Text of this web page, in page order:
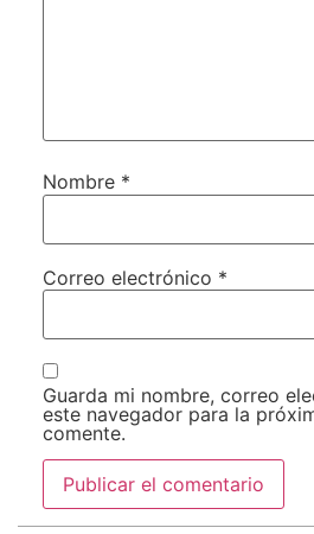
Nombre *
Correo electrónico *
Guarda mi nombre, correo
este navegador para la
comente.